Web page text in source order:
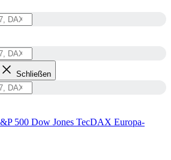
Schließen
500 Dow Jones TecDAX Europa-